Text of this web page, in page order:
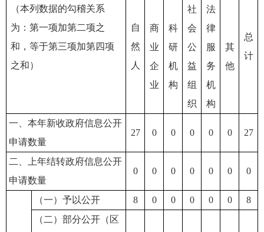
（本列数据的勾稽关系
为：第一项加第二项之
和，等于第三项加第四项
之和）
自
然
人
总
计
商
业
企
业
科
研
机
构
社
会
公
益
组
织
法
律
服
务
机
构
其
他
一、本年新收政府信息公开
申请数量
27 0 0 0 0 0 27
二、上年结转政府信息公开
申请数量
0 0 0 0 0 0 0
（一）予以公开 8 0 0 0 0 0
8
（二）部分公开（区